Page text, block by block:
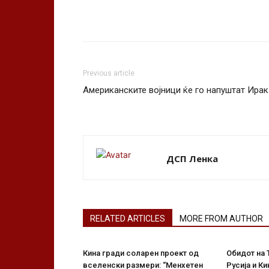
Previous article
Американските војници ќе го напуштат Ирак
ДСП Ленка
RELATED ARTICLES MORE FROM AUTHOR
Кина гради соларен проект од
вселенски размери: “Менхетен
Обидот на
Русија и